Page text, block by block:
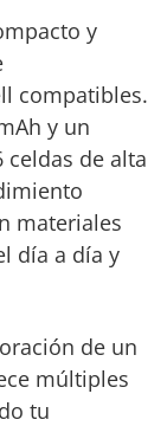
y
compatibles.
y un
celdas de alta
materiales
día a día y
de un
múltiples
tu